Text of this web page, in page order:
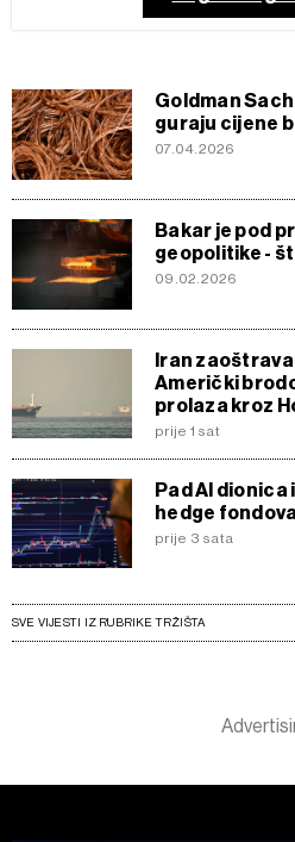
Goldman
guraju cijene
07.04.2026
Bakar je pod
geopolitike -
09.02.2026
Iran
Američki
prolaza kroz
prije 1 sat
Pad AI
hedge
prije 3 sata
SVE VIJESTI IZ RUBRIKE TRŽIŠTA